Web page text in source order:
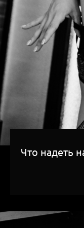
Что надеть